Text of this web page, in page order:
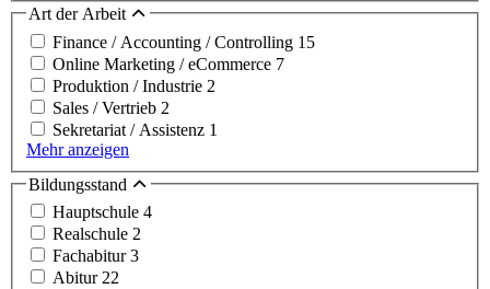
Art der Arbeit
Finance / Accounting / Controlling 15
Online Marketing / eCommerce 7
Produktion / Industrie 2
Sales / Vertrieb 2
Sekretariat / Assistenz 1
Mehr anzeigen
Bildungsstand
Hauptschule 4
Realschule 2
Fachabitur3
Abitur 22